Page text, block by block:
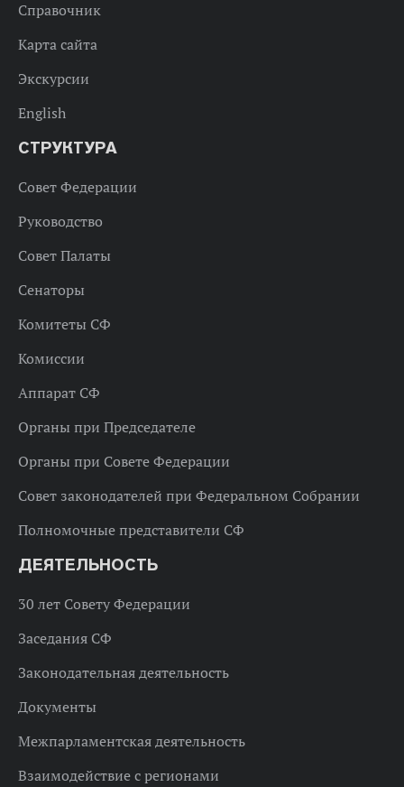
Справочник
Карта сайта
Экскурсии
English
СТРУКТУРА
Совет Федерации
Руководство
Совет Палаты
Сенаторы
Комитеты СФ
Комиссии
Аппарат СФ
Органы при Председателе
Органы при Совете Федерации
Совет законодателей при Федеральном Собрании
Полномочные представители СФ
ДЕЯТЕЛЬНОСТЬ
30 лет Совету Федерации
Заседания СФ
Законодательная деятельность
Документы
Межпарламентская деятельность
Взаимодействие с регионами